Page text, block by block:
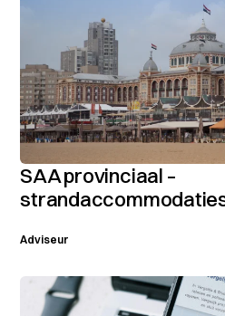
SAA provinciaal –
Adviseur